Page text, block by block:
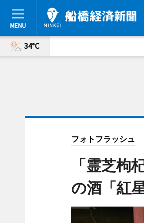
34°C
フォトフラッシュ
「霊芝枸
の酒「紅